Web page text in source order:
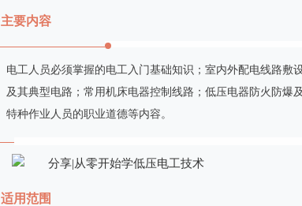
主要内容
电工人员必须掌握的电工入门基础知识；室内外配电线路
及其典型电路；常用机床电器控制线路；低压电器防火防爆
特种作业人员的职业道德等内容。
适用范围